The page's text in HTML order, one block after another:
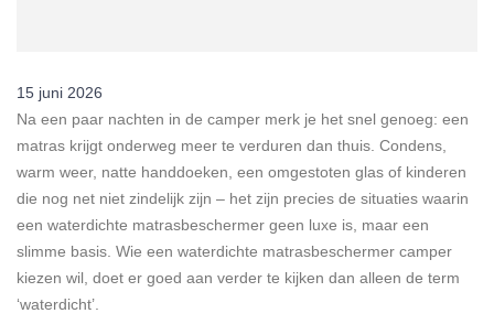
15 juni 2026
Na een paar nachten in de camper merk je het snel genoeg: een
matras krijgt onderweg meer te verduren dan thuis. Condens,
warm weer, natte handdoeken, een omgestoten glas of kinderen
die nog net niet zindelijk zijn – het zijn precies de situaties waarin
een waterdichte matrasbeschermer geen luxe is, maar een
slimme basis. Wie een waterdichte matrasbeschermer camper
kiezen wil, doet er goed aan verder te kijken dan alleen de term
‘waterdicht’.